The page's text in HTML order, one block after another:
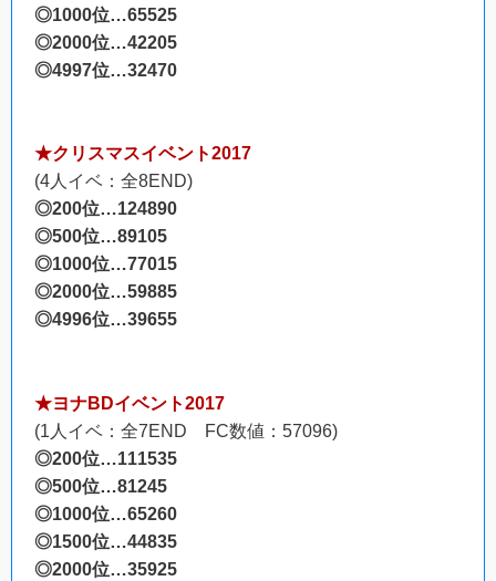
◎1000位…65525
◎2000位…42205
◎4997位…32470
★クリスマスイベント2017
(4人イベ：全8END)
◎200位…124890
◎500位…89105
◎1000位…77015
◎2000位…59885
◎4996位…39655
★ヨナBDイベント2017
(1人イベ：全7END FC数値：57096)
◎200位…111535
◎500位…81245
◎1000位…65260
◎1500位…44835
◎2000位…35925